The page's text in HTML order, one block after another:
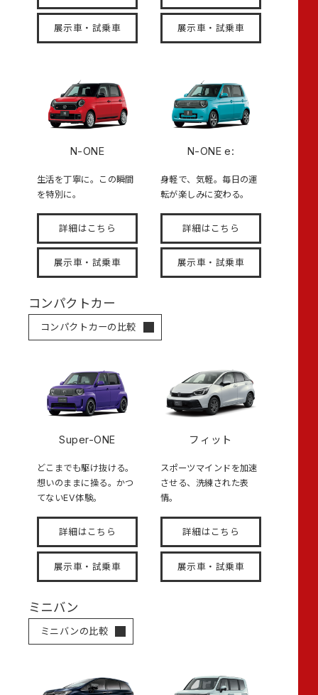
展示車・試乗車 展示車・試乗車
N-ONE
生活を丁寧に。この瞬間
を特別に。
詳細はこちら
展示車・試乗車
N-ONE e:
身軽で、気軽。毎日の運
転が楽しみに変わる。
詳細はこちら
展示車・試乗車
コンパクトカー
コンパクトカーの比較
Super-ONE
どこまでも駆け抜ける。
想いのままに操る。かつ
てないEV体験。
詳細はこちら
展示車・試乗車
フィット
スポーツマインドを加速
させる、洗練された表
情。
詳細はこちら
展示車・試乗車
ミニバン
ミニバンの比較